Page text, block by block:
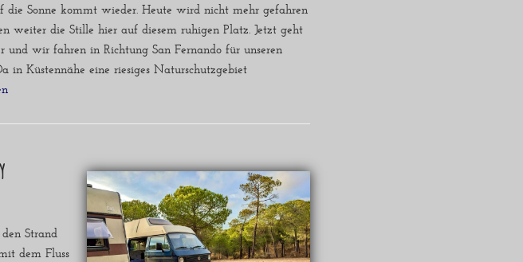
die Sonne kommt wieder. Heute wird nicht mehr gefahren
weiter die Stille hier auf diesem ruhigen Platz. Jetzt geht
und wir fahren in Richtung San Fernando für unseren
in Küstennähe eine riesiges Naturschutzgebiet
»
Strand
dem Fluss